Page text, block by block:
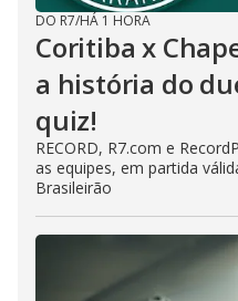
DO R7/HÁ 1 HORA
Coritiba x
a história do
quiz!
RECORD, R7.com e
as equipes, em partida
Brasileirão